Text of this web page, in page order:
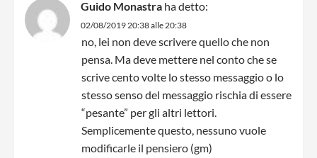
Guido Monastra ha detto:
02/08/2019 20:38 alle 20:38
no, lei non deve scrivere quello che non
pensa. Ma deve mettere nel conto che se
scrive cento volte lo stesso messaggio o lo
stesso senso del messaggio rischia di essere
“pesante” per gli altri lettori.
Semplicemente questo, nessuno vuole
modificarle il pensiero (gm)